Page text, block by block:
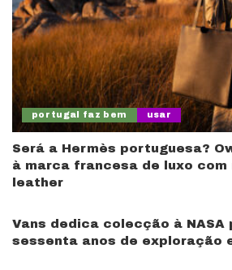
portugal faz bem usar
Será a Hermès portuguesa?
à marca francesa de luxo com
leather
Vans dedica colecção à NASA
sessenta anos de exploração